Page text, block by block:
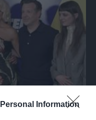
Information